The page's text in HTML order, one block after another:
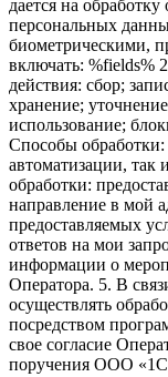
дается на
персональных
биометрическими,
включать: %fields%
действия: сбор;
хранение;
использование;
Способы обработки:
автоматизации, так
обработки:
направление в мой
предоставляемых
ответов на мои
информации о
Оператора. 5. В
осуществлять
посредством
свое согласие
поручения ООО